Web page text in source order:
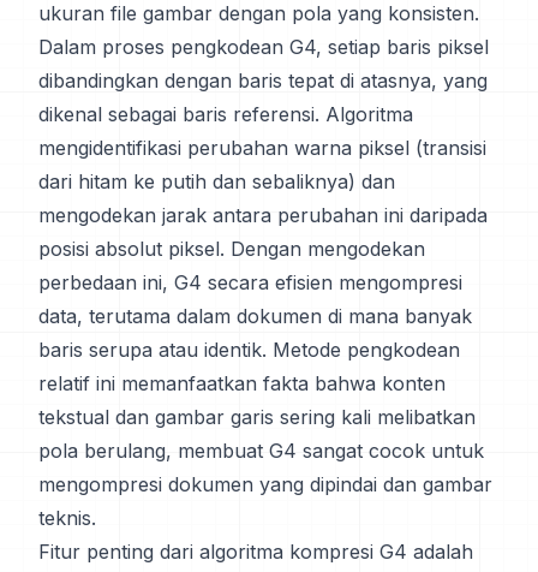
ukuran file gambar dengan pola yang konsisten.
Dalam proses pengkodean G4, setiap baris piksel
dibandingkan dengan baris tepat di atasnya, yang
dikenal sebagai baris referensi. Algoritma
mengidentifikasi perubahan warna piksel (transisi
dari hitam ke putih dan sebaliknya) dan
mengodekan jarak antara perubahan ini daripada
posisi absolut piksel. Dengan mengodekan
perbedaan ini, G4 secara efisien mengompresi
data, terutama dalam dokumen di mana banyak
baris serupa atau identik. Metode pengkodean
relatif ini memanfaatkan fakta bahwa konten
tekstual dan gambar garis sering kali melibatkan
pola berulang, membuat G4 sangat cocok untuk
mengompresi dokumen yang dipindai dan gambar
teknis.
Fitur penting dari algoritma kompresi G4 adalah